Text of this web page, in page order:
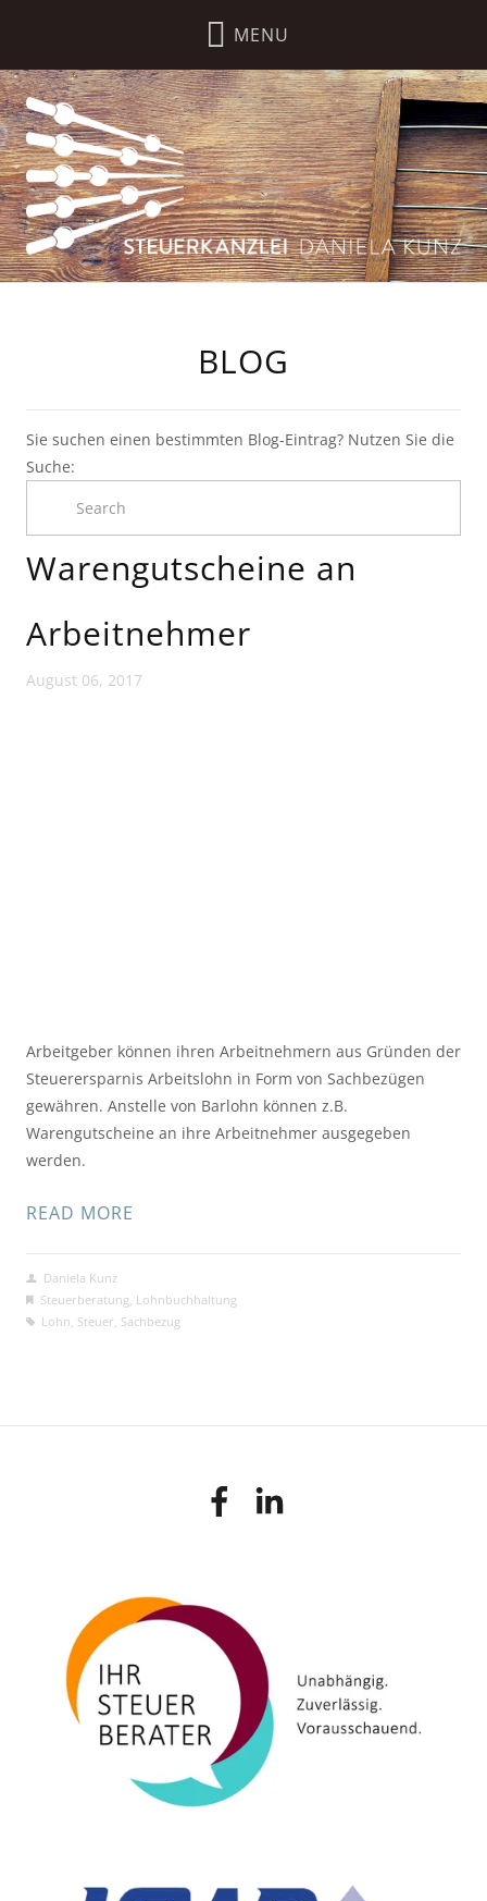
BLOG
Sie suchen einen bestimmten Blog-Eintrag? Nutzen Sie die
Suche:
Warengutscheine an
Arbeitnehmer
August 06, 2017
Arbeitgeber können ihren Arbeitnehmern aus Gründen der
Steuerersparnis Arbeitslohn in Form von Sachbezügen
gewähren. Anstelle von Barlohn können z.B.
Warengutscheine an ihre Arbeitnehmer ausgegeben
werden.
READ MORE
Daniela Kunz
Steuerberatung Lohnbuchhaltung
Lohn Steuer Sachbezug